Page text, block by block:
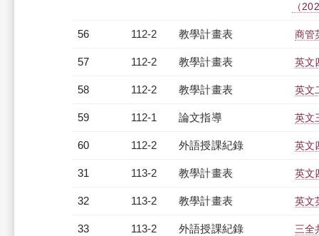
（
56 112-2 教學計畫表 商管
57 112-2 教學計畫表 英文
58 112-2 教學計畫表 英文
59 112-1 論文指導 英文
60 112-2 外語授課紀錄 英文
31 113-2 教學計畫表 英文
32 113-2 教學計畫表 英文
33 113-2 外語授課紀錄 三全